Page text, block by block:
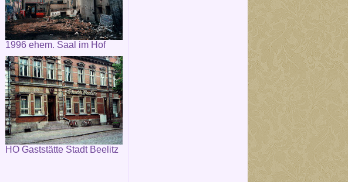
1996 ehem. Saal im Hof
HO Gaststätte Stadt Beelitz